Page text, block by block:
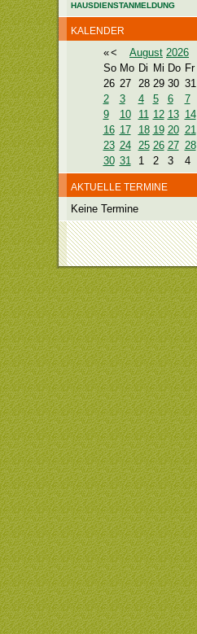
HAUSDIENSTANMELDUNG
KALENDER
«< August 2026
So Mo Di Mi Do Fr
26 27 28 29 30 31
2
3 4 5 6 7
9
10 11 12 13 14
16 17 18 19 20 21
23 24 25 26 27 28
30 31 1 2 3 4
AKTUELLE TERMINE
Keine Termine